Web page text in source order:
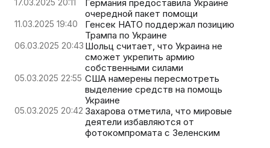
17.03.2025 20:11
Германия предоставила Украине
очередной пакет помощи
11.03.2025 19:40
Генсек НАТО поддержал позицию
Трампа по Украине
06.03.2025 20:43 Шольц считает, что Украина не
сможет укрепить армию
собственными силами
05.03.2025 22:55 США намерены пересмотреть
выделение средств на помощь
Украине
05.03.2025 20:42 Захарова отметила, что мировые
деятели избавляются от
фотокомпромата с Зеленским